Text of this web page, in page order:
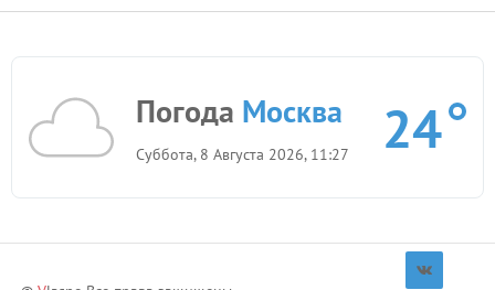
непременно задумаетесь о месте ночлега. В случае если
многочисленных родственников, необходимо
снять пятикомнатные апартаменты, чтобы не стеснять
друг друга и вернуться домой действительно
отдохнувшим, и наполненным только позитивными
определяется общим состоянием квартиры и наличием
Погода Москва
Суббота, 8 Августа 2026, 11:27 24